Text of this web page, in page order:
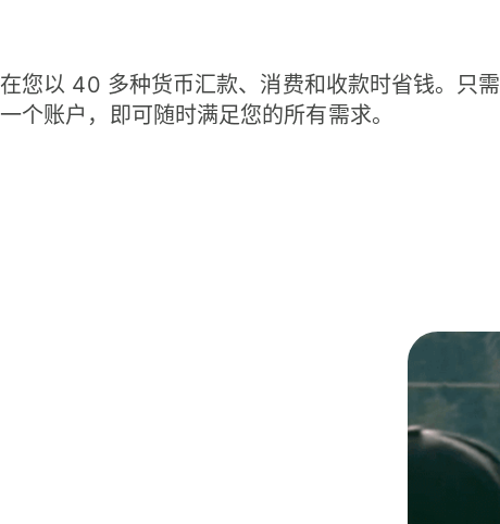
在您以 40 多种货币汇款、消费和收款时省钱。只需
一个账户，即可随时满足您的所有需求。